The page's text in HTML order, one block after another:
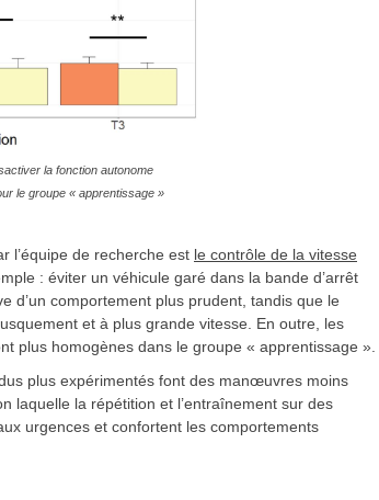
la fonction autonome
le groupe « apprentissage »
l’équipe de recherche est le contrôle de la vitesse
: éviter un véhicule garé dans la bande d’arrêt
d’un comportement plus prudent, tandis que le
et à plus grande vitesse. En outre, les
plus homogènes dans le groupe « apprentissage ».
plus expérimentés font des manœuvres moins
laquelle la répétition et l’entraînement sur des
urgences et confortent les comportements